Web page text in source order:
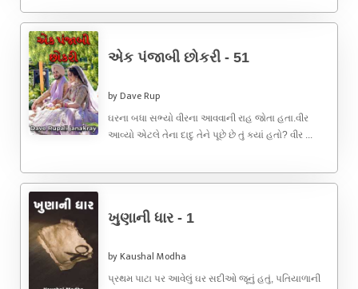
એક પંજાબી છોકરી - 51
by Dave Rup
ઘરના બધા સભ્યો વીરના આવવાની રાહ જોતા હતા.વીર
આવ્યો એટલે તેના દાદુ તેને પૂછે છે તું ક્યાં હતો? વીર ...
ખુણાની ધાર - 1
by Kaushal Modha
પ્રથમ પાટા પર આવેલું ઘર સદીઓ જૂનું હતું, પતિયાળાની